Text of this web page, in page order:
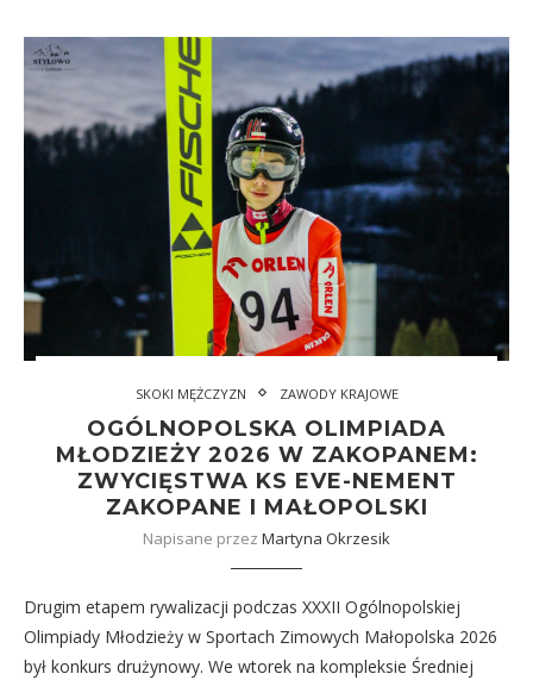
SKOKI MĘŻCZYZN ZAWODY KRAJOWE
OGÓLNOPOLSKA OLIMPIADA
MŁODZIEŻY 2026 W ZAKOPANEM:
ZWYCIĘSTWA KS EVE-NEMENT
ZAKOPANE I MAŁOPOLSKI
Napisane przez Martyna Okrzesik
Drugim etapem rywalizacji podczas XXXII Ogólnopolskiej
Olimpiady Młodzieży w Sportach Zimowych Małopolska 2026
był konkurs drużynowy. We wtorek na kompleksie Średniej